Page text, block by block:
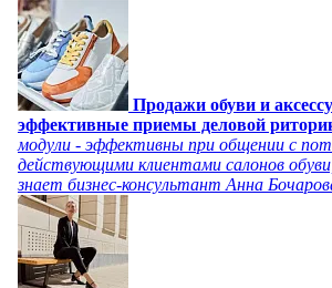
Продажи обуви и
эффективные приемы деловой
модули - эффективны при общении с
действующими клиентами салонов
знает бизнес-консультант Анна